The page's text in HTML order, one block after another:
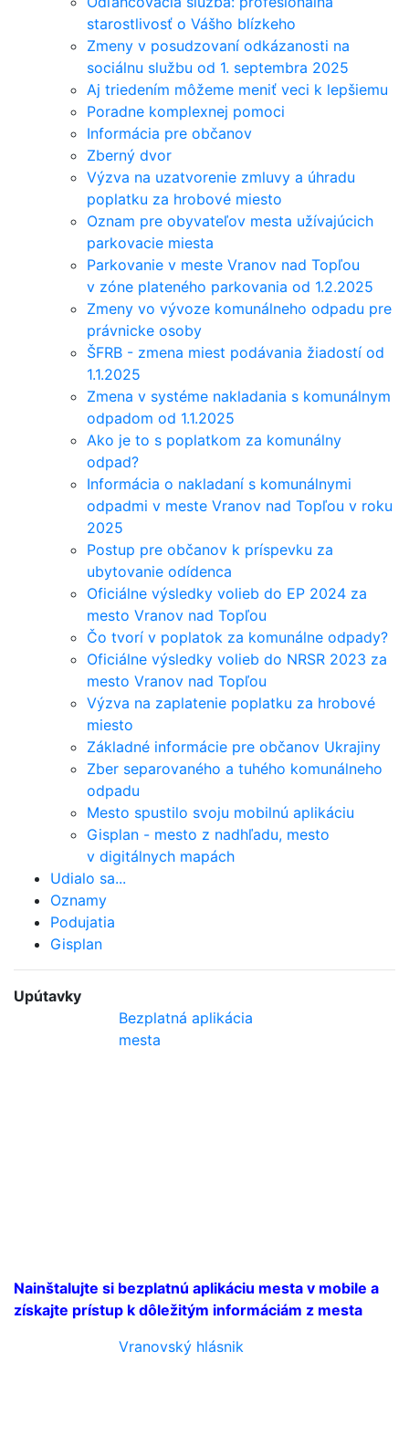
starostlivosť o Vášho blízkeho
Zmeny v posudzovaní odkázanosti na
sociálnu službu od 1. septembra 2025
Aj triedením môžeme meniť veci k lepšiemu
Poradne komplexnej pomoci
Informácia pre občanov
Zberný dvor
Výzva na uzatvorenie zmluvy a úhradu
poplatku za hrobové miesto
Oznam pre obyvateľov mesta užívajúcich
parkovacie miesta
Parkovanie v meste Vranov nad Topľou
v zóne plateného parkovania od 1.2.2025
Zmeny vo vývoze komunálneho odpadu pre
právnicke osoby
ŠFRB - zmena miest podávania žiadostí od
1.1.2025
Zmena v systéme nakladania s komunálnym
odpadom od 1.1.2025
Ako je to s poplatkom za komunálny
odpad?
Informácia o nakladaní s komunálnymi
odpadmi v meste Vranov nad Topľou v roku
2025
Postup pre občanov k príspevku za
ubytovanie odídenca
Oficiálne výsledky volieb do EP 2024 za
mesto Vranov nad Topľou
Čo tvorí v poplatok za komunálne odpady?
Oficiálne výsledky volieb do NRSR 2023 za
mesto Vranov nad Topľou
Výzva na zaplatenie poplatku za hrobové
miesto
Základné informácie pre občanov Ukrajiny
Zber separovaného a tuhého komunálneho
odpadu
Mesto spustilo svoju mobilnú aplikáciu
Gisplan - mesto z nadhľadu, mesto
v digitálnych mapách
Udialo sa...
Oznamy
Podujatia
Gisplan
Upútavky
Bezplatná aplikácia
mesta
Nainštalujte si bezplatnú aplikáciu mesta v mobile a
získajte prístup k dôležitým informáciám z mesta
Vranovský hlásnik